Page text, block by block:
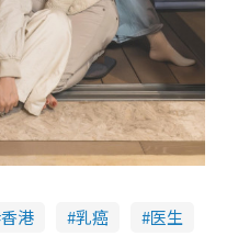
香港 乳癌
医生